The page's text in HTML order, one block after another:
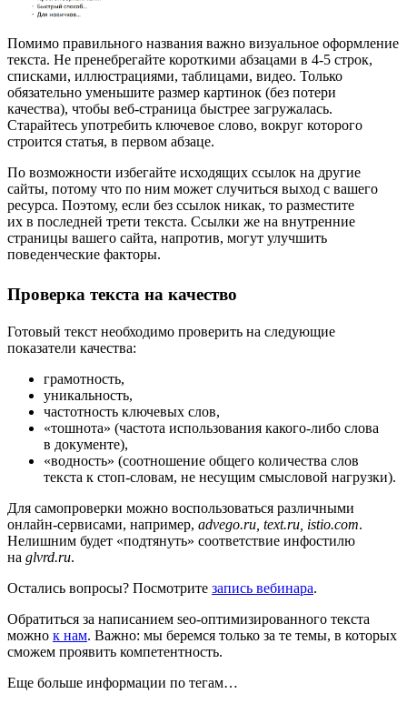
Помимо правильного названия важно визуальное оформление
текста. Не пренебрегайте короткими абзацами в 4-5 строк,
списками, иллюстрациями, таблицами, видео. Только
обязательно уменьшите размер картинок (без потери
качества), чтобы веб-страница быстрее загружалась.
Старайтесь употребить ключевое слово, вокруг которого
строится статья, в первом абзаце.
По возможности избегайте исходящих ссылок на другие
сайты, потому что по ним может случиться выход с вашего
ресурса. Поэтому, если без ссылок никак, то разместите
их в последней трети текста. Ссылки же на внутренние
страницы вашего сайта, напротив, могут улучшить
поведенческие факторы.
Проверка текста на качество
Готовый текст необходимо проверить на следующие
показатели качества:
грамотность,
уникальность,
частотность ключевых слов,
«тошнота» (частота использования какого-либо слова
в документе),
«водность» (соотношение общего количества слов
текста к стоп-словам, не несущим смысловой нагрузки).
Для самопроверки можно воспользоваться различными
онлайн-сервисами, например, advego.ru, text.ru, istio.com.
Нелишним будет «подтянуть» соответствие инфостилю
на glvrd.ru.
Остались вопросы? Посмотрите запись вебинара.
Обратиться за написанием seo-оптимизированного текста
можно к нам. Важно: мы беремся только за те темы, в которых
сможем проявить компетентность.
Еще больше информации по тегам…